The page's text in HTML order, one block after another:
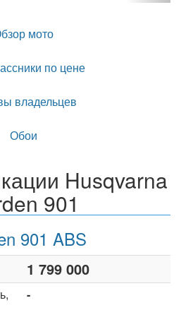
мото
по цене
владельцев
Обои
Husqvarna
901
901 ABS
1 799 000
-